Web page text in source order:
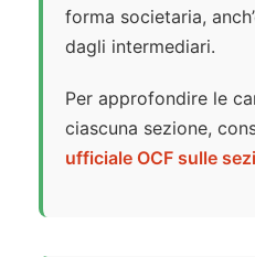
forma societaria,
dagli intermediari.
Per approfondire le
ciascuna sezione,
ufficiale OCF sulle